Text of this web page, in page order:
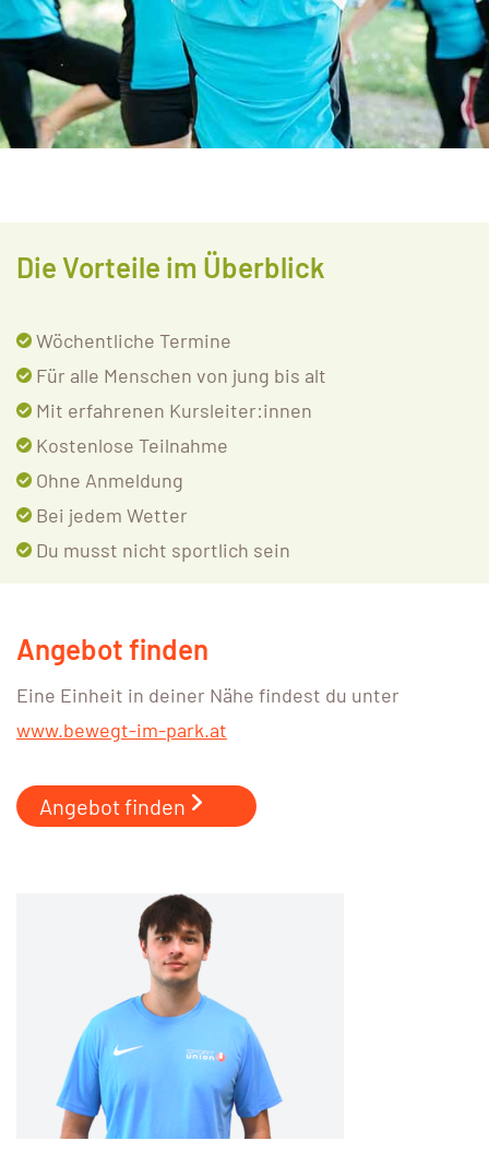
Die Vorteile im Überblick
Wöchentliche Termine
Für alle Menschen von jung bis alt
Mit erfahrenen Kursleiter:innen
Kostenlose Teilnahme
Ohne Anmeldung
Bei jedem Wetter
Du musst nicht sportlich sein
Angebot finden
Eine Einheit in deiner Nähe findest du unter
www.bewegt-im-park.at
Angebot finden